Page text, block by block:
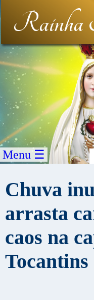
Menu ☰
Chuva
arrasta
caos na
Tocantins